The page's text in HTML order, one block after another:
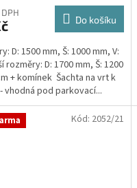
Do košíku
D: 1500 mm, Š: 1000 mm, V:
rozměry: D: 1700 mm, Š: 1200
+ komínek Šachta na vrt k
vhodná pod parkovací...
Kód: 2052/21